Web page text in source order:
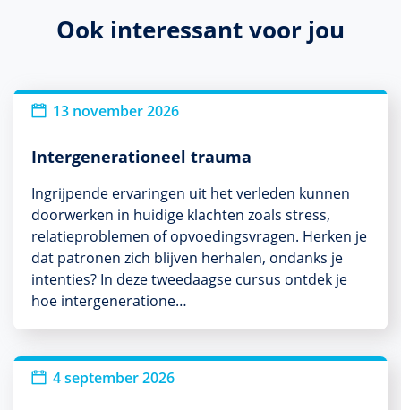
Ook interessant voor jou
13 november 2026
Intergenerationeel trauma
Ingrijpende ervaringen uit het verleden kunnen
doorwerken in huidige klachten zoals stress,
relatieproblemen of opvoedingsvragen. Herken je
dat patronen zich blijven herhalen, ondanks je
intenties? In deze tweedaagse cursus ontdek je
hoe intergeneratione…
4 september 2026